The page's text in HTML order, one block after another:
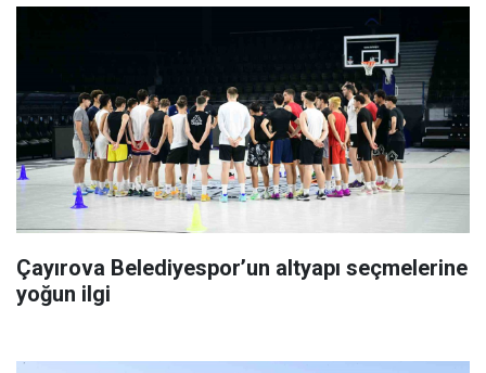
Çayırova Belediyespor’un altyapı seçmelerine
yoğun ilgi